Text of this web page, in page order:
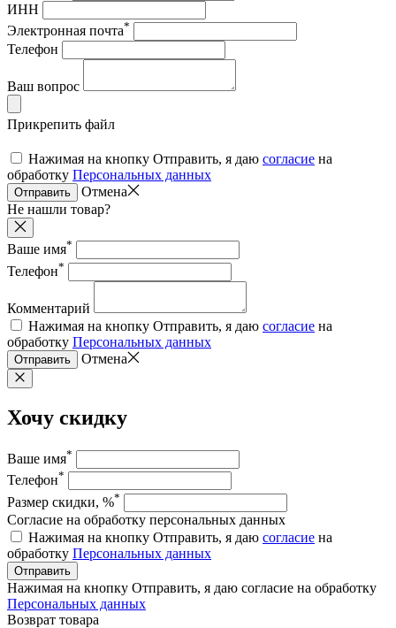
ИНН
Электронная почта*
Телефон
Ваш вопрос
Прикрепить файл
Нажимая на кнопку Отправить, я даю согласие на
обработку Персональных данных
Отправить
Отмена
Не нашли товар?
Ваше имя*
Телефон*
Комментарий
Нажимая на кнопку Отправить, я даю согласие на
обработку Персональных данных
Отправить Отмена
Хочу скидку
Ваше имя*
Телефон*
Размер скидки, %*
Согласие на обработку персональных данных
Нажимая на кнопку Отправить, я даю согласие на
обработку Персональных данных
Отправить
Нажимая на кнопку Отправить, я даю согласие на обработку
Персональных данных
Возврат товара